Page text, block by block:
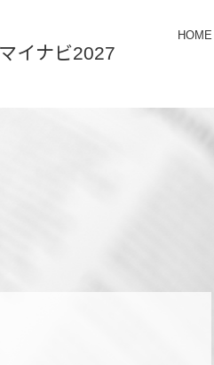
HOME